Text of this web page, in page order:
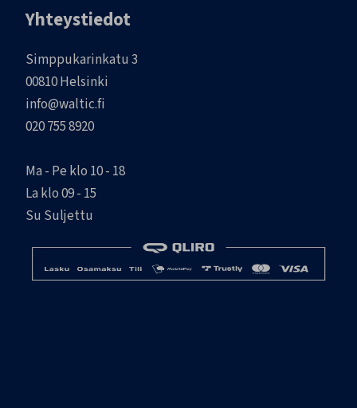
Yhteystiedot
Simppukarinkatu 3
00810 Helsinki
info@waltic.fi
020 755 8920
Ma - Pe klo 10 - 18
La klo 09 - 15
Su Suljettu